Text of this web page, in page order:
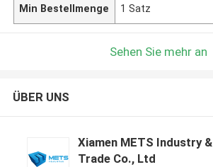
Min Bestellmenge 1 Satz
Sehen Sie mehr an
ÜBER UNS
Xiamen METS Industry &
Trade Co., Ltd